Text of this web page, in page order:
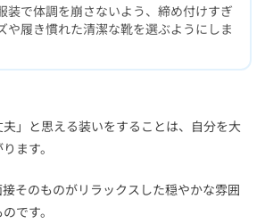
装で体調を崩さないよう、締め付けすぎ
や履き慣れた清潔な靴を選ぶようにしま
」と思える装いをすることは、自分を大
ます。
そのものがリラックスした穏やかな雰囲
です。